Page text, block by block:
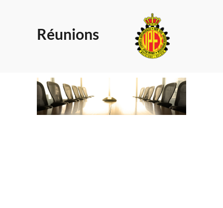
Réunions